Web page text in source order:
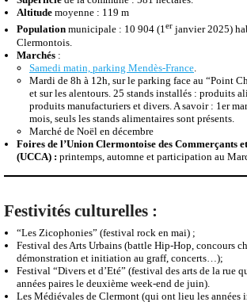
Saint Aubin-sous-Erquery
Pour en savoir plus :
Superficiede la commune : 581 hectares.
Altitudemoyenne : 119 m
Population municipale : 10 904 (1
janvier 2025)
Clermontois.
Marchés:
Samedi matin, parking Mendès-France.
Mardi de 8h à 12h, sur le parking face au “Point
Marché de Noël en décembre
Foires de l’Union Clermontoise des Commerçants et
(UCCA) :printemps, automne et participation au
Festivités culturelles: